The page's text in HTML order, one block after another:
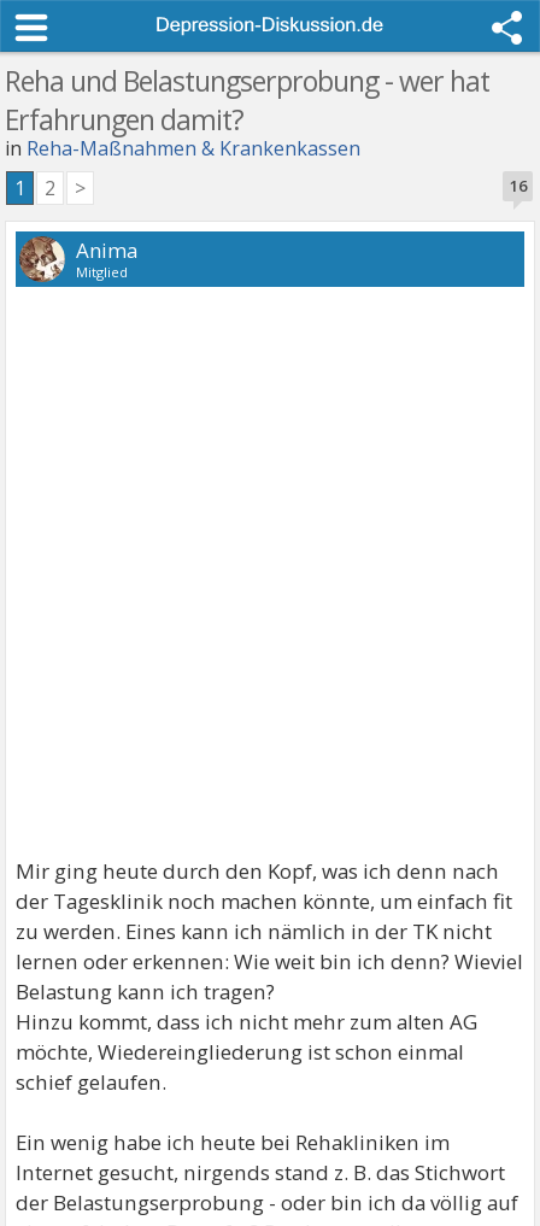
Reha und Belastungserprobung - wer hat
Erfahrungen damit?
in Reha-Maßnahmen & Krankenkassen
16
1 2 >
Anima
Mitglied
Mir ging heute durch den Kopf, was ich denn nach
der Tagesklinik noch machen könnte, um einfach fit
zu werden. Eines kann ich nämlich in der TK nicht
lernen oder erkennen: Wie weit bin ich denn? Wieviel
Belastung kann ich tragen?
Hinzu kommt, dass ich nicht mehr zum alten AG
möchte, Wiedereingliederung ist schon einmal
schief gelaufen.
Ein wenig habe ich heute bei Rehakliniken im
Internet gesucht, nirgends stand z. B. das Stichwort
der Belastungserprobung - oder bin ich da völlig auf